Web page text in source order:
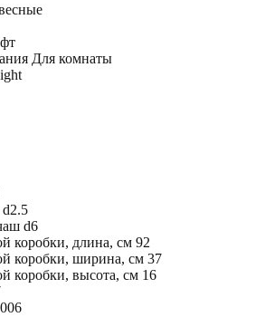
Для комнаты
d2.5
d6
коробки, длина, см 92
коробки, ширина, см 37
коробки, высота, см 16